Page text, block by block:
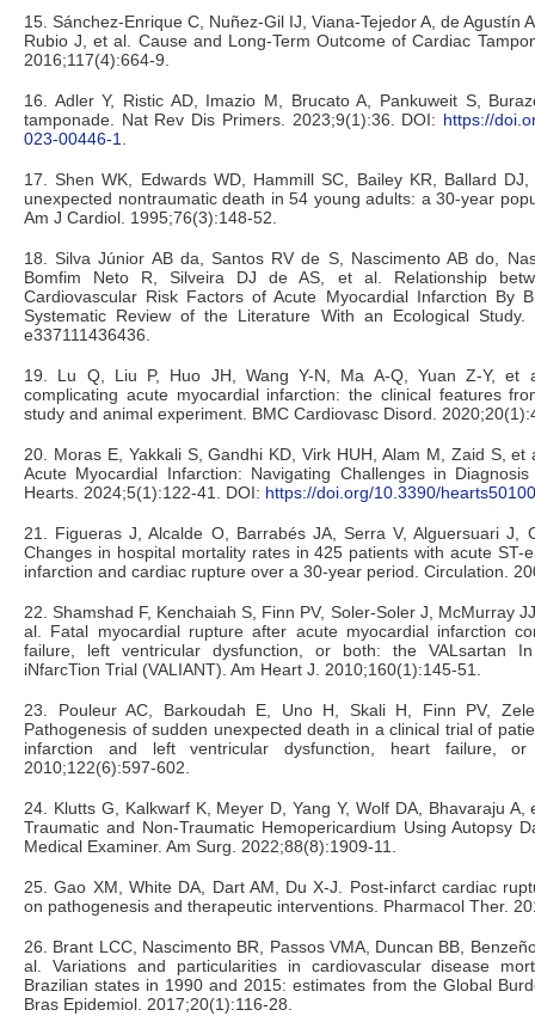
15. Sánchez-Enrique C, Nuñez-Gil IJ, Viana-Tejedor A, de Agustín
Rubio J, et al. Cause and Long-Term Outcome of Cardiac
2016;117(4):664-9.
16. Adler Y, Ristic AD, Imazio M, Brucato A, Pankuweit S,
tamponade. Nat Rev Dis Primers. 2023;9(1):36. DOI: https://
023-00446-1.
17. Shen WK, Edwards WD, Hammill SC, Bailey KR, Ballard
unexpected nontraumatic death in 54 young adults: a 30-year
Am J Cardiol. 1995;76(3):148-52.
18. Silva Júnior AB da, Santos RV de S, Nascimento AB do,
Bomfim Neto R, Silveira DJ de AS, et al. Relationship
Cardiovascular Risk Factors of Acute Myocardial Infarction By
Systematic Review of the Literature With an Ecological Study.
e337111436436.
19. Lu Q, Liu P, Huo JH, Wang Y-N, Ma A-Q, Yuan Z-Y, et
complicating acute myocardial infarction: the clinical features
study and animal experiment. BMC Cardiovasc Disord.
20. Moras E, Yakkali S, Gandhi KD, Virk HUH, Alam M, Zaid S, et
Acute Myocardial Infarction: Navigating Challenges in
Hearts. 2024;5(1):122-41. DOI: https://doi.org/10.3390/
21. Figueras J, Alcalde O, Barrabés JA, Serra V, Alguersuari J,
Changes in hospital mortality rates in 425 patients with acute ST-
infarction and cardiac rupture over a 30-year period. Circulation.
22. Shamshad F, Kenchaiah S, Finn PV, Soler-Soler J, McMurray
al. Fatal myocardial rupture after acute myocardial infarction
failure, left ventricular dysfunction, or both: the VALsartan
iNfarcTion Trial (VALIANT). Am Heart J. 2010;160(1):145-51.
23. Pouleur AC, Barkoudah E, Uno H, Skali H, Finn PV,
Pathogenesis of sudden unexpected death in a clinical trial of
infarction and left ventricular dysfunction, heart failure, or
2010;122(6):597-602.
24. Klutts G, Kalkwarf K, Meyer D, Yang Y, Wolf DA, Bhavaraju A,
Traumatic and Non-Traumatic Hemopericardium Using Autopsy
Medical Examiner. Am Surg. 2022;88(8):1909-11.
25. Gao XM, White DA, Dart AM, Du X-J. Post-infarct cardiac
on pathogenesis and therapeutic interventions. Pharmacol Ther.
26. Brant LCC, Nascimento BR, Passos VMA, Duncan BB,
al. Variations and particularities in cardiovascular disease
Brazilian states in 1990 and 2015: estimates from the Global
Bras Epidemiol. 2017;20(1):116-28.